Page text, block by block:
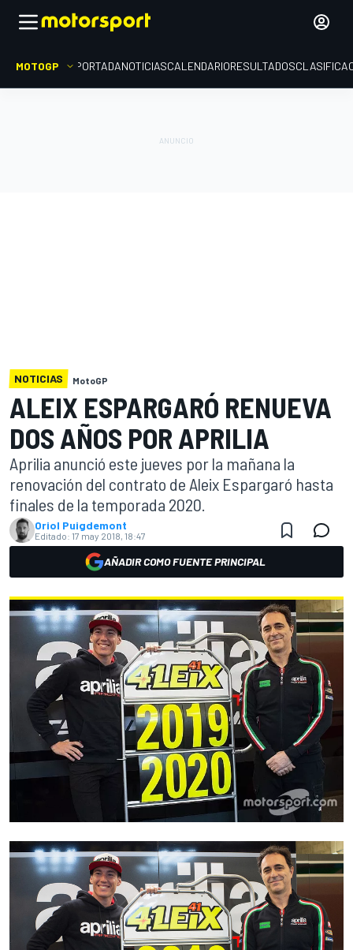
MOTOGP PORTADANOTICIASCALENDARIORESULTADOS
NOTICIAS MotoGP
ALEIX ESPARGARÓ RENUEVA
DOS AÑOS POR APRILIA
Aprilia anunció este jueves por la mañana la
renovación del contrato de Aleix Espargaró hasta
finales de la temporada 2020.
Oriol Puigdemont
Editado: 17 may 2018, 18:47
AÑADIR COMO FUENTE PRINCIPAL